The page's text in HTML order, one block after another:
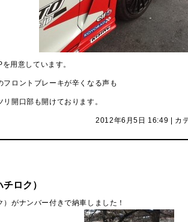
用意しています。
フロントブレーキが辛くなる声も
開口部も開けております。
2012年6月5日 16:49 | カテ
ロク）
がナンバー付きで納車しました！